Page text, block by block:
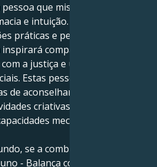
que mistura análise
e intuição. Com Virgem a
práticas e perfeição,
compaixão pelos
a justiça e uma apreciação
Estas pessoas podem ser
de aconselhamento, artes
criativas, onde são
mecânicas com uma
se a combinação do Sol
- Balança continuar, a vida